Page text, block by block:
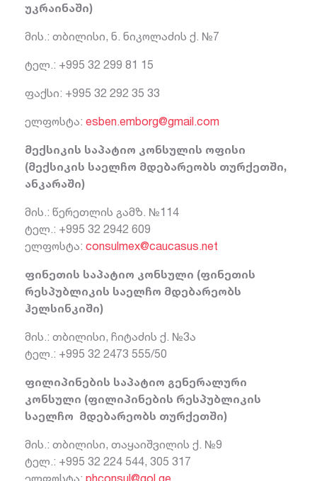
უკრაინაში)
მის.: თბილისი, ნ. ნიკოლაძის ქ. №7
ტელ.: +995 32 299 81 15
ფაქსი: +995 32 292 35 33
ელფოსტა: esben.emborg@gmail.com
მექსიკის საპატიო კონსულის ოფისი
(მექსიკის საელჩო მდებარეობს თურქეთში,
ანკარაში)
მის.: წერეთლის გამზ. №114
ტელ.: +995 32 2942 609
ელფოსტა: consulmex@caucasus.net
ფინეთის საპატიო კონსული (ფინეთის
რესპუბლიკის საელჩო მდებარეობს
ჰელსინკიში)
მის.: თბილისი, ჩიტაძის ქ. №3ა
ტელ.: +995 32 2473 555/50
ფილიპინების საპატიო გენერალური
კონსული (ფილიპინების რესპუბლიკის
საელჩო მდებარეობს თურქეთში)
მის.: თბილისი, თაყაიშვილის ქ. №9
ტელ.: +995 32 224 544, 305 317
ელფოსტა: phconsul@gol.ge